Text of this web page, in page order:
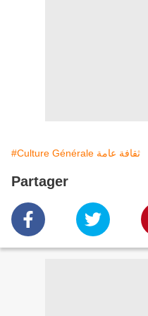
#Culture Générale ثقافة عامة
Partager